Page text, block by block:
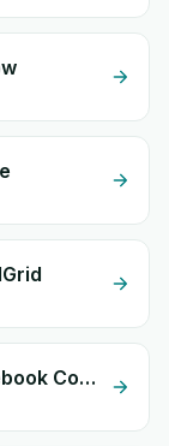
Oscario Express + Facebook Conversion API (CAPI)